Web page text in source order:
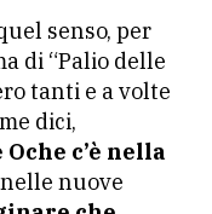
senso, per
di “Palio delle
tanti e a volte
dici,
c’è nella
nelle nuove